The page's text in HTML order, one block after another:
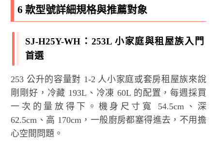
6 款型號詳細規格與推薦對象
SJ-H25Y-WH：253L 小家庭與租屋族入門
首選
253 公升的容量對 1-2 人小家庭或套房租屋族來說
剛剛好，冷藏 193L、冷凍 60L 的配置，每週採買
一次的量放得下。機身尺寸寬 54.5cm、深
62.5cm、高 170cm，一般廚房都塞得進去，不用擔
心空間問題。